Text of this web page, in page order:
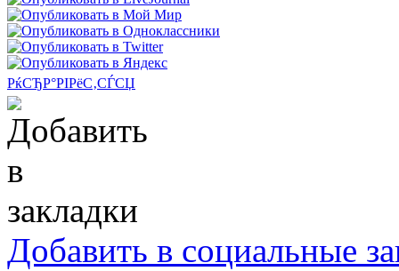
РќСЂР°РІРёС‚СЃСЏ
Добавить в социальные